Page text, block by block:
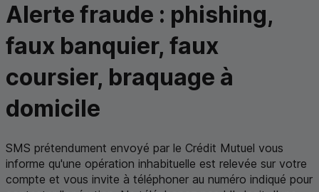
Alerte fraude : phishing,
faux banquier, faux
coursier, braquage à
domicile
SMS prétendument envoyé par le Crédit Mutuel vous
informe qu'une opération inhabituelle est relevée sur votre
compte et vous invite à téléphoner au numéro indiqué pour